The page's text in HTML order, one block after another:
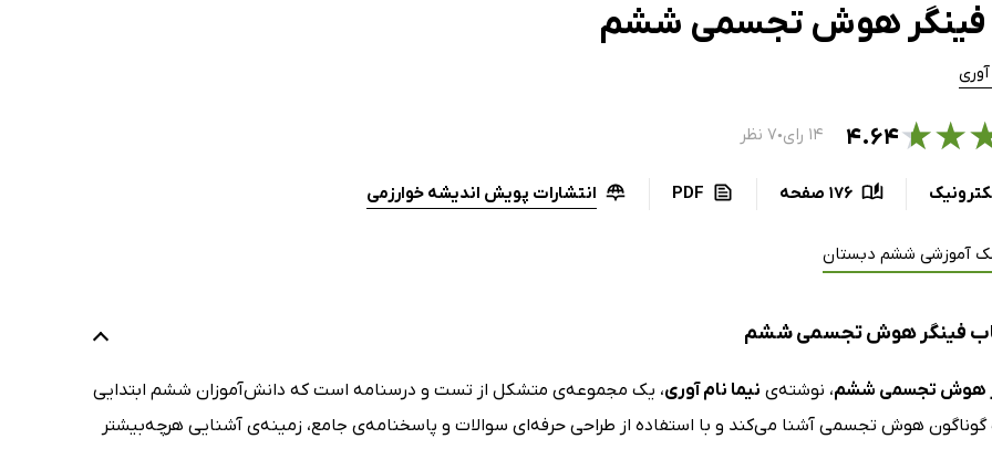
فینگر هوش تجسمی ششم
آوری
★
★۴.۶۴ ۱۴ رای ● ۷ نظر
176 صفحه PDF انتشارات پویش اندیشه خوارزمی
آموزشی ششم دبستان
فینگر هوش تجسمی ششم
هوش تجسمی ششم، نوشته‌ی نیما نام آوری، یک مجموعه‌ی متشکل از تست و درسنامه است که دانش‌آموزان ششم ابتدایی
گوناگون هوش تجسمی آشنا می‌کند و با استفاده از طراحی حرفه‌ای سوالات و پاسخنامه‌ی جامع، زمینه‌ی آشنایی هرچه‌بیشتر